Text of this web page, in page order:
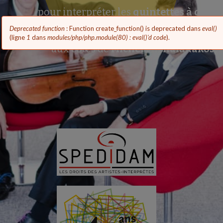
Message
d'erreur
Deprecated function : Function create_function() is deprecated danseval()
(ligne 1 dansmodules/php/php.module(80) : eval()'d code).
pour interpréter les quintettes à deux
Mozart/Brahms
aux côtés deMichel Michalakakos,
au Festival France Musiquede
l'été 2020 :
concert diffusé le 30/06/20 sur
France Musique